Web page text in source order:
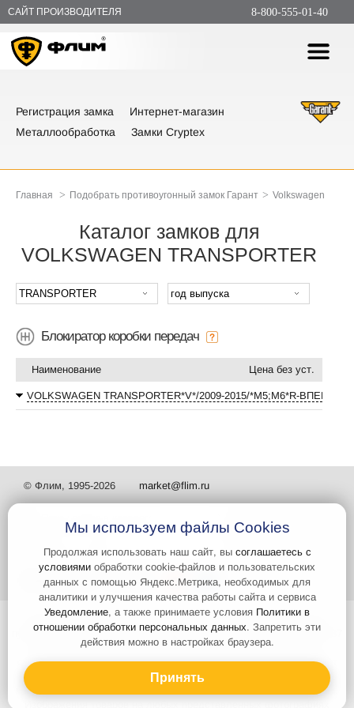
САЙТ ПРОИЗВОДИТЕЛЯ 8-800-555-01-40
Регистрация замка
Интернет-магазин
Металлообработка
Замки Cryptex
Главная > Подобрать противоугонный замок Гарант > Volkswagen
Каталог замков для
VOLKSWAGEN TRANSPORTER
Блокиратор коробки передач
Наименование Цена без уст.
VOLKSWAGEN TRANSPORTER*V*/2009-2015/*М5;М6*R-ВПЕРЕД
© Флим, 1995-2026 market@flim.ru
Задать вопрос Контакты
Интернет-сайт носит информационный характер и не является
публичной офертой, которая определяется положениями статьи 437
Гражданского кодекса РФ. Информация о характеристиках и
стоимости товаров, указанных на сайте, условия доставки может
быть изменена в одностороннем порядке. Информация по ценам,
может отличаться от фактической, к моменту оформления заказа.
Мы используем файлы Cookies
Продолжая использовать наш сайт, вы соглашаетесь с
условиями обработки cookie-файлов и пользовательских
данных с помощью Яндекс.Метрика, необходимых для
аналитики и улучшения качества работы сайта и сервиса
Уведомление, а также принимаете условия Политики в
отношении обработки персональных данных. Запретить эти
действия можно в настройках браузера.
Принять